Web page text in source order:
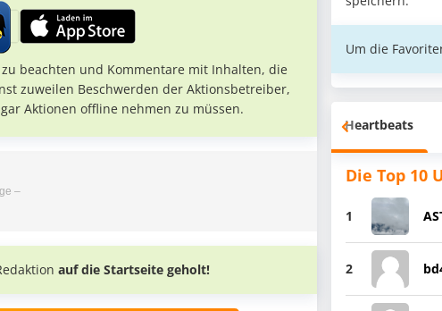
beachten und Kommentare mit Inhalten, die
zuweilen Beschwerden der Aktionsbetreiber,
Aktionen offline nehmen zu müssen.
auf die Startseite geholt!
Um die
Heartbeats
Die Top 10
1
2